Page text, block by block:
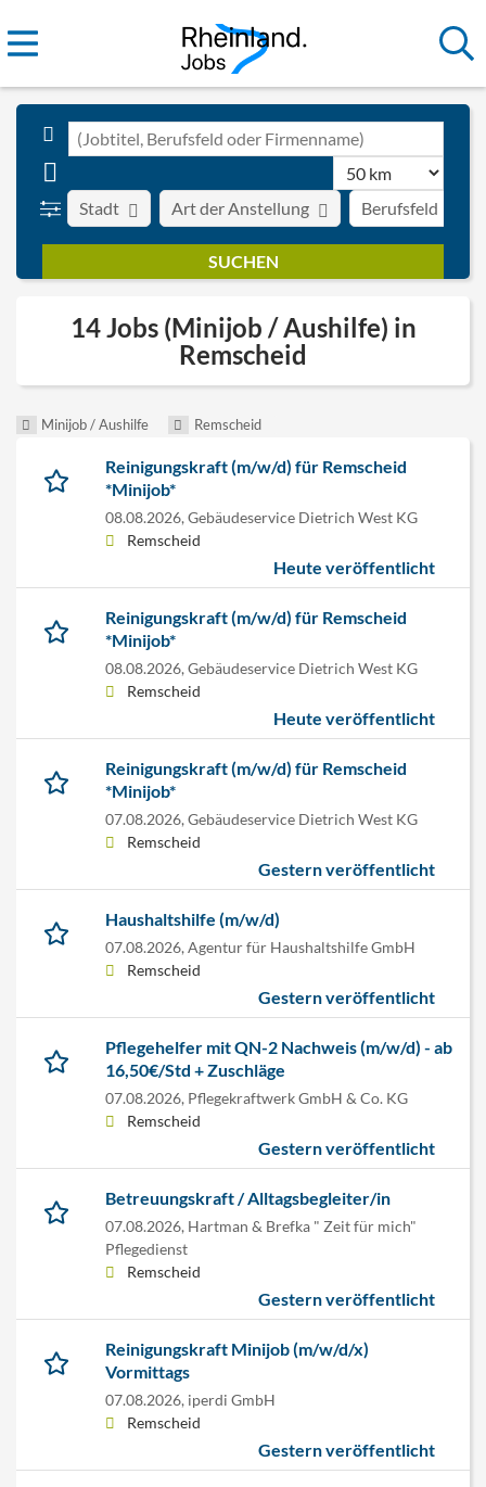
Stadt Art der Anstellung Berufsfeld
14 Jobs (Minijob / Aushilfe) in
Remscheid
Minijob / Aushilfe Remscheid
Reinigungskraft (m/w/d) für Remscheid
*Minijob*
08.08.2026, Gebäudeservice Dietrich West KG
Remscheid
Heute veröffentlicht
Reinigungskraft (m/w/d) für Remscheid
*Minijob*
08.08.2026, Gebäudeservice Dietrich West KG
Remscheid
Heute veröffentlicht
Reinigungskraft (m/w/d) für Remscheid
*Minijob*
07.08.2026, Gebäudeservice Dietrich West KG
Remscheid
Gestern veröffentlicht
Haushaltshilfe (m/w/d)
07.08.2026, Agentur für Haushaltshilfe GmbH
Remscheid
Gestern veröffentlicht
Pflegehelfer mit QN-2 Nachweis (m/w/d) - ab
16,50€/Std + Zuschläge
07.08.2026, Pflegekraftwerk GmbH & Co. KG
Remscheid
Gestern veröffentlicht
Betreuungskraft / Alltagsbegleiter/in
07.08.2026, Hartman & Brefka " Zeit für mich"
Pflegedienst
Remscheid
Gestern veröffentlicht
Reinigungskraft Minijob (m/w/d/x)
Vormittags
07.08.2026, iperdi GmbH
Remscheid
Gestern veröffentlicht